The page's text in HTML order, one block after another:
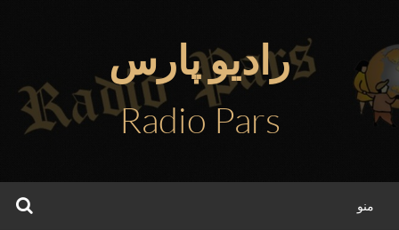
محتوا
رادیو پارس
Radio Pars
منو